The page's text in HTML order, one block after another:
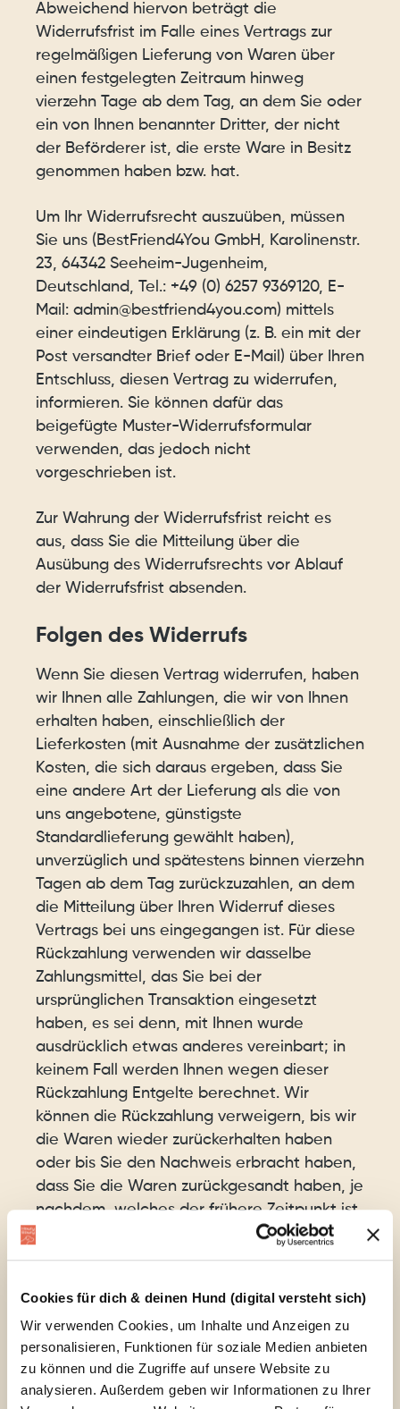
Cookies für dich & deinen Hund (digital versteht sich)
Wir verwenden Cookies, um Inhalte und Anzeigen zu
personalisieren, Funktionen für soziale Medien anbieten
zu können und die Zugriffe auf unsere Website zu
analysieren. Außerdem geben wir Informationen zu Ihrer
Abweichend hiervon beträgt die
Widerrufsfrist im Falle eines Vertrags zur
regelmäßigen Lieferung von Waren über
einen festgelegten Zeitraum hinweg
vierzehn Tage ab dem Tag, an dem Sie oder
ein von Ihnen benannter Dritter, der nicht
der Beförderer ist, die erste Ware in Besitz
genommen haben bzw. hat.
Um Ihr Widerrufsrecht auszuüben, müssen
Sie uns (BestFriend4You GmbH, Karolinenstr.
23, 64342 Seeheim-Jugenheim,
Deutschland, Tel.: +49 (0) 6257 9369120‬, E-
Mail: admin@bestfriend4you.com) mittels
einer eindeutigen Erklärung (z. B. ein mit der
Post versandter Brief oder E-Mail) über Ihren
Entschluss, diesen Vertrag zu widerrufen,
informieren. Sie können dafür das
beigefügte Muster-Widerrufsformular
verwenden, das jedoch nicht
vorgeschrieben ist.
Zur Wahrung der Widerrufsfrist reicht es
aus, dass Sie die Mitteilung über die
Ausübung des Widerrufsrechts vor Ablauf
der Widerrufsfrist absenden.
Folgen des Widerrufs
Wenn Sie diesen Vertrag widerrufen, haben
wir Ihnen alle Zahlungen, die wir von Ihnen
erhalten haben, einschließlich der
Lieferkosten (mit Ausnahme der zusätzlichen
Kosten, die sich daraus ergeben, dass Sie
eine andere Art der Lieferung als die von
uns angebotene, günstigste
Standardlieferung gewählt haben),
unverzüglich und spätestens binnen vierzehn
Tagen ab dem Tag zurückzuzahlen, an dem
die Mitteilung über Ihren Widerruf dieses
Vertrags bei uns eingegangen ist. Für diese
Rückzahlung verwenden wir dasselbe
Zahlungsmittel, das Sie bei der
ursprünglichen Transaktion eingesetzt
haben, es sei denn, mit Ihnen wurde
ausdrücklich etwas anderes vereinbart; in
keinem Fall werden Ihnen wegen dieser
Rückzahlung Entgelte berechnet. Wir
können die Rückzahlung verweigern, bis wir
die Waren wieder zurückerhalten haben
oder bis Sie den Nachweis erbracht haben,
dass Sie die Waren zurückgesandt haben, je
nachdem, welches der frühere Zeitpunkt ist.
Tagen ab dem Tag, an dem Sie uns über
den Widerruf dieses Vertrags unterrichten,
an uns zurückzusenden oder zu übergeben.
Die Frist ist gewahrt, wenn Sie die Waren
vor Ablauf der Frist von vierzehn Tagen